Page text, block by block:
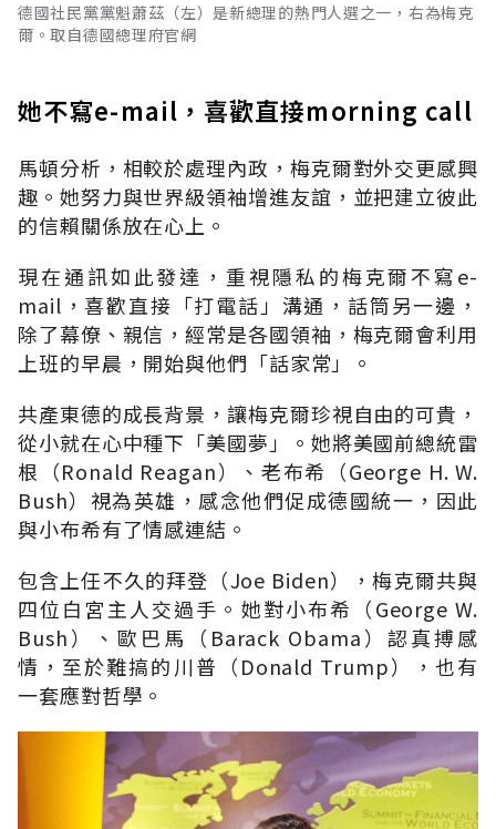
德國社民黨黨魁蕭茲（左）是新總理的熱門人選之一，右為梅克
爾。取自德國總理府官網
她不寫e-mail，喜歡直接morning call
馬頓分析，相較於處理內政，梅克爾對外交更感興
趣。她努力與世界級領袖增進友誼，並把建立彼此
的信賴關係放在心上。
現在通訊如此發達，重視隱私的梅克爾不寫e-
mail，喜歡直接「打電話」溝通，話筒另一邊，
除了幕僚、親信，經常是各國領袖，梅克爾會利用
上班的早晨，開始與他們「話家常」。
共產東德的成長背景，讓梅克爾珍視自由的可貴，
從小就在心中種下「美國夢」。她將美國前總統雷
根（Ronald Reagan）、老布希（George H. W.
Bush）視為英雄，感念他們促成德國統一，因此
與小布希有了情感連結。
包含上任不久的拜登（Joe Biden），梅克爾共與
四位白宮主人交過手。她對小布希（George W.
Bush）、歐巴馬（Barack Obama）認真搏感
情，至於難搞的川普（Donald Trump），也有
一套應對哲學。